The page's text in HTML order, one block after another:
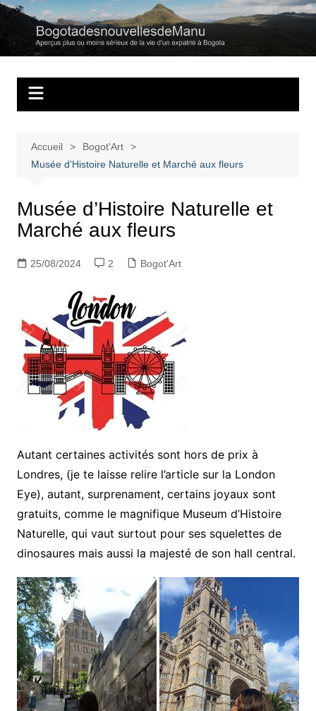
Aller
contenu
Regards personnels sur la vie d’expatrié à Bogota
Accueil
Bogot'Art
Musée d’Histoire Naturelle et Marché aux fleurs
Musée d’Histoire Naturelle et
Marché aux fleurs
25/08/2024 2 Bogot'Art
Autant certaines activités sont hors de prix à
Londres, (je te laisse relire l’article sur la London
Eye), autant, surprenament, certains joyaux sont
gratuits, comme le magnifique Museum d’Histoire
Naturelle, qui vaut surtout pour ses squelettes de
dinosaures mais aussi la majesté de son hall central.